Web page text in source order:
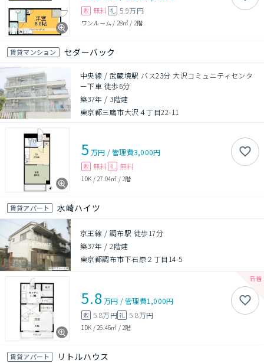
敷 無料 礼 5.9万円
ワンルーム / 28㎡ / 2階
賃貸マンション セダーバック
中央線 / 武蔵境駅 バス23分 大沢コミュニティセンタ
ー下車 徒歩6分
築37年 / 3階建
東京都三鷹市大沢４丁目22-11
5 万円 /管理費3,000円
敷 無料 礼 無料
1DK / 27.04㎡ / 2階
賃貸アパート 水崎ハイツ
京王線 / 調布駅 徒歩17分
築37年 /2階建
東京都調布市下石原２丁目14-5
5.8万円 /管理費1,000円
敷 5.8万円礼 5.8万円
1DK / 26.46㎡ / 2階
賃貸アパート リトルハウス